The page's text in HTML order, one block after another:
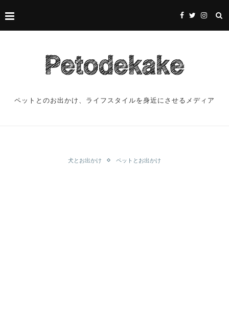
ペットとのお出かけ、ライフスタイルを身近にさせるメディア
犬とお出かけ ペットとお出かけ